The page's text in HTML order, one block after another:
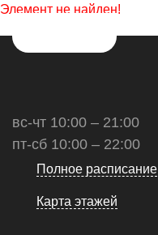
Элемент не найден!
вс-чт 10:00 – 21:00
пт-сб 10:00 – 22:00
Полное расписание
Карта этажей